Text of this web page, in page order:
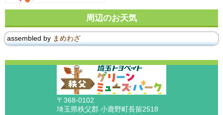
周辺のお天気
assembled by まめわざ
〒368-0102
埼玉県秩父郡 小鹿野町長留2518